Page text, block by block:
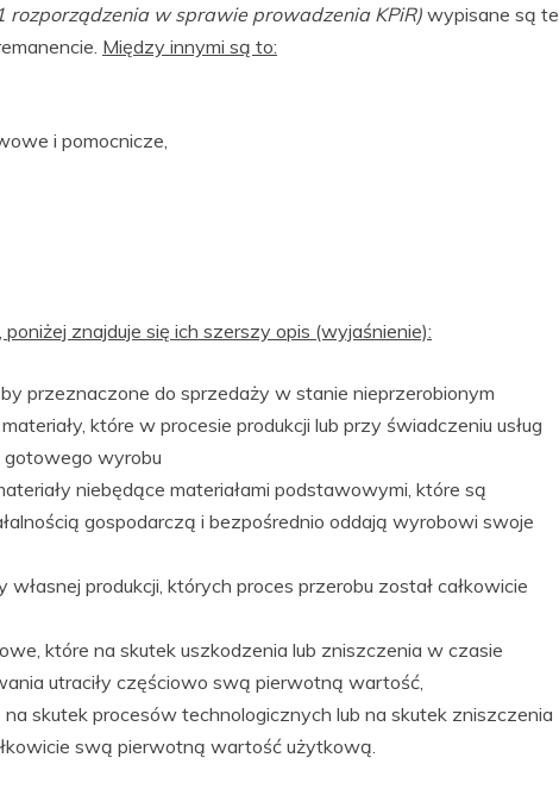
rozporządzenia w sprawie prowadzenia KPiR) wypisane są te
Między innymi są to:
i pomocnicze,
znajduje się ich szerszy opis (wyjaśnienie):
przeznaczone do sprzedaży w stanie nieprzerobionym
które w procesie produkcji lub przy świadczeniu usług
gotowego wyrobu
niebędące materiałami podstawowymi, które są
gospodarczą i bezpośrednio oddają wyrobowi swoje
własnej produkcji, których proces przerobu został całkowicie
które na skutek uszkodzenia lub zniszczenia w czasie
utraciły częściowo swą pierwotną wartość,
na skutek procesów technologicznych lub na skutek zniszczenia
swą pierwotną wartość użytkową.